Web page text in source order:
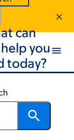
can
you
today?